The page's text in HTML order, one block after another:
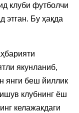
клуби футболчи
этган. Бу ҳақда
якунланиб,
янги беш йиллик
клубнинг ёш
келажакдаги